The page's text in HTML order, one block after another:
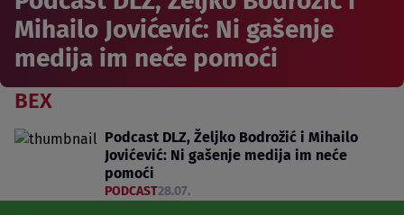
Mihailo Jovićević: Ni gašenje
medija im neće pomoći
BEX
Podcast DLZ, Željko Bodrožić i Mihailo
Jovićević: Ni gašenje medija im neće
pomoći
PODCAST28.07.